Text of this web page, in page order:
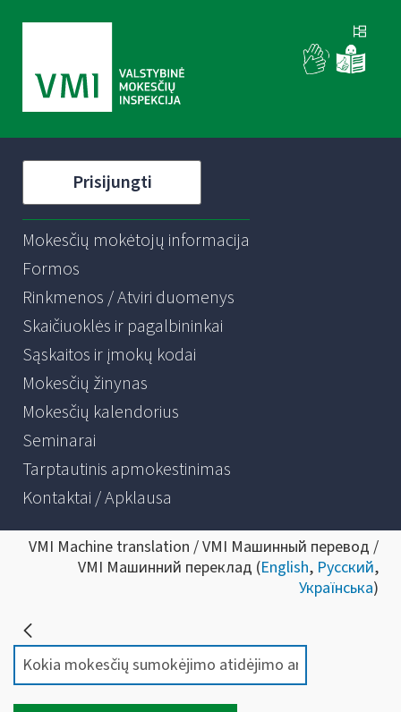
Prisijungti
Mokesčių mokėtojų informacija
Formos
Rinkmenos / Atviri duomenys
Skaičiuoklės ir pagalbininkai
Sąskaitos ir įmokų kodai
Mokesčių žinynas
Mokesčių kalendorius
Seminarai
Tarptautinis apmokestinimas
Kontaktai / Apklausa
VMI Machine translation / VMI Машинный перевод /
VMI Машинний переклад (English, Русский,
Українська)